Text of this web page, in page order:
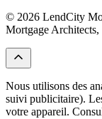
© 2026 LendCity
Mortgage
Nous utilisons des
suivi publicitaire).
votre appareil.